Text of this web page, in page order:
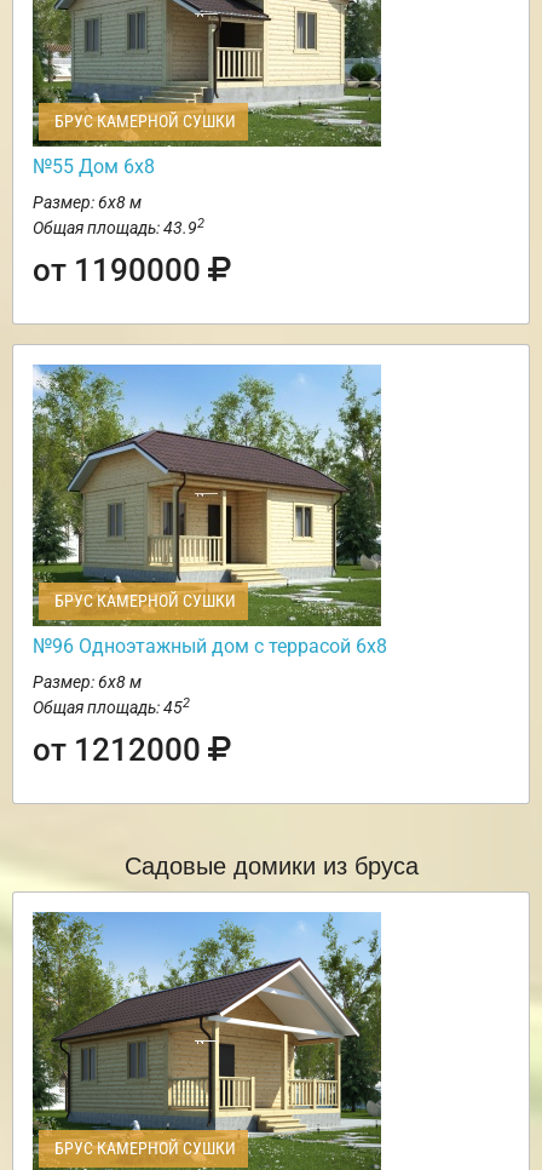
БРУС КАМЕРНОЙ СУШКИ
№55 Дом 6х8
Размер: 6х8 м
Общая площадь: 43.92
от 1190000
БРУС КАМЕРНОЙ СУШКИ
№96 Одноэтажный дом с террасой 6х8
Размер: 6х8 м
Общая площадь: 452
от 1212000
Садовые домики из бруса
БРУС КАМЕРНОЙ СУШКИ